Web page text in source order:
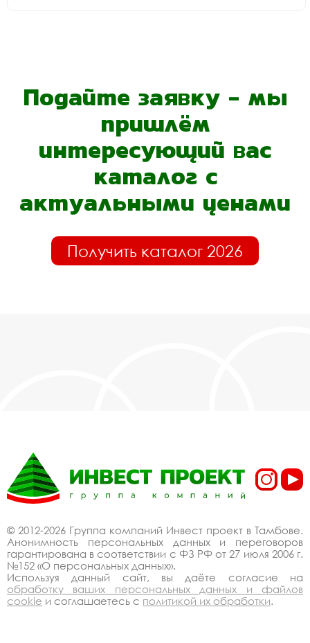
Подайте заявку - мы
пришлём
интересующий вас
каталог с
актуальными ценами
Получить каталог 2026
© 2012-2026 Группа компаний Инвест проект в Тамбове.
Анонимность персональных данных и переговоров
гарантирована в соответствии с ФЗ РФ от 27 июля 2006 г.
№152 «О персональных данных».
Используя данный сайт, вы даёте согласие на
обработку ваших персональных данных и файлов
cookie и соглашаетесь с политикой их обработки.